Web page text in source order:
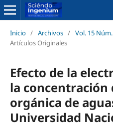
Inicio / Archivos / Vol. 15
Artículos Originales
Efecto de la
la concentración
orgánica de
Universidad